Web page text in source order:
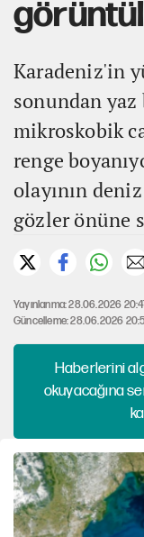
Karadeniz'in
sonundan yaz
mikroskobik
renge
olayının
gözler önüne
Yayınlanma: 28.06.2026
Güncelleme: 28.06.2026
Haberlerini
okuyacağına